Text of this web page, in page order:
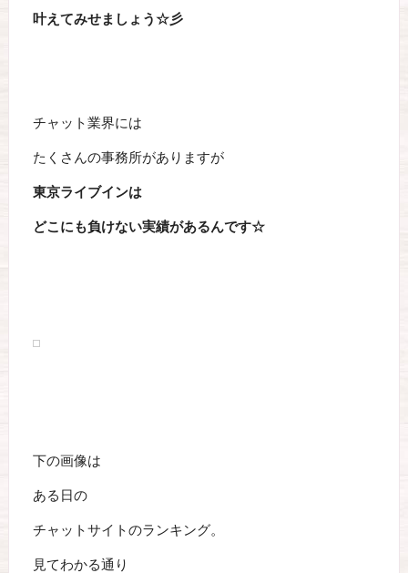
叶えてみせましょう☆彡
チャット業界には
たくさんの事務所がありますが
東京ライブインは
どこにも負けない実績があるんです☆
下の画像は
ある日の
チャットサイトのランキング。
見てわかる通り